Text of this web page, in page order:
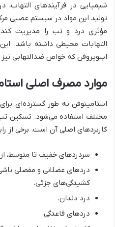
شیمیایی در فرآیندهای
تولید این مواد در سیستم عصبی
مؤثری درد و تب را مدیریت کند
التهابات محیطی داشته باشد.
ایبوپروفن که خواص ضدالتهابی نیز
موارد مصرف اصلی
استامینوفن به طور گسترده‌ای
مختلف استفاده می‌شود. تسکین
کاربردهای اصلی آن است. برخی از
سردردهای خفیف تا متوسط،
دردهای عضلانی و مفصلی
کشیدگی‌های جزئی.
درد دندان.
دردهای قاعدگی.